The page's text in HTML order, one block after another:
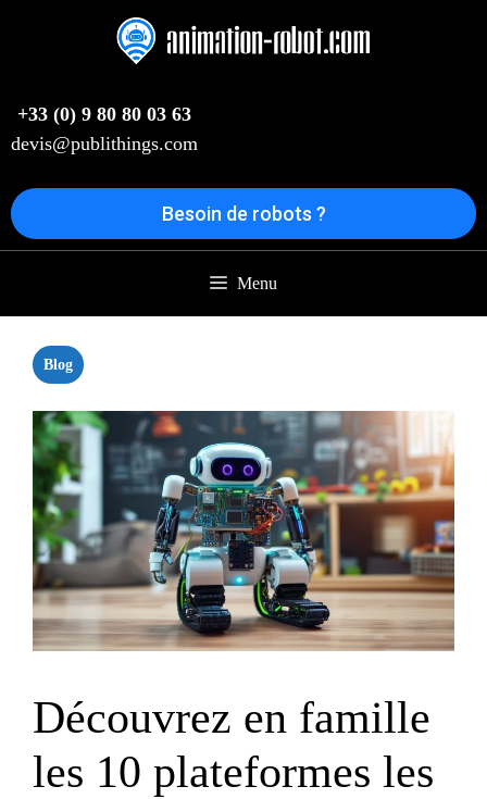
+33 (0) 9 80 80 03 63
devis@publithings.com
Besoin de robots ?
Menu
Blog
Découvrez en famille
les 10 plateformes les